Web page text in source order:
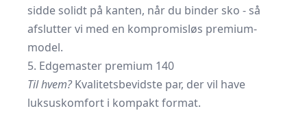
sidde solidt på kanten, når du binder sko - så
afslutter vi med en kompromisløs premium-
model.
5. Edgemaster premium 140
Til hvem?Kvalitetsbevidste par, der vil have
luksuskomfort i kompakt format.